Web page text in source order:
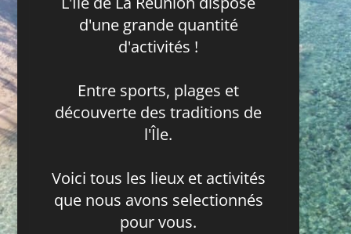
d'une grande quantité
d'activités !
Entre sports, plages et
découverte des traditions de
l'Île.
Voici tous les lieux et activités
que nous avons selectionnés
pour vous.